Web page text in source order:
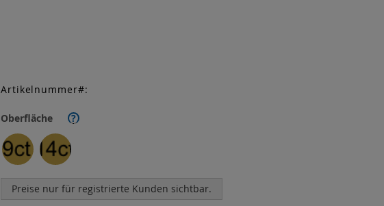
Oberfläche ?
Preise nur für registrierte Kunden sichtbar.
Artikelnummer